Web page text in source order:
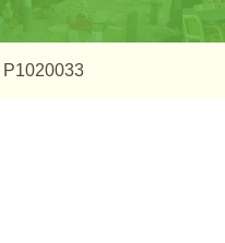
P1020033